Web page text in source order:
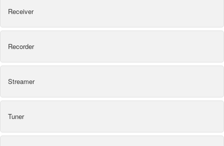
Receiver
Recorder
Streamer
Tuner